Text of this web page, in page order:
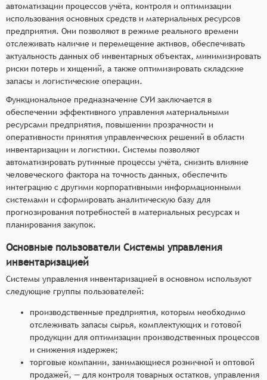
автоматизации процессов учёта, контроля и оптимизации
использования основных средств и материальных ресурсов
предприятия. Они позволяют в режиме реального времени
отслеживать наличие и перемещение активов, обеспечивать
актуальность данных об инвентарных объектах, минимизировать
риски потерь и хищений, а также оптимизировать складские
запасы и логистические операции.
Функциональное предназначение СУИ заключается в
обеспечении эффективного управления материальными
ресурсами предприятия, повышении прозрачности и
оперативности принятия управленческих решений в области
инвентаризации и логистики. Системы позволяют
автоматизировать рутинные процессы учёта, снизить влияние
человеческого фактора на точность данных, обеспечить
интеграцию с другими корпоративными информационными
системами и сформировать аналитическую базу для
прогнозирования потребностей в материальных ресурсах и
планирования закупок.
Основные пользователи Системы управления
инвентаризацией
Системы управления инвентаризацией в основном используют
следующие группы пользователей:
производственные предприятия, которым необходимо
отслеживать запасы сырья, комплектующих и готовой
продукции для оптимизации производственных процессов
и снижения издержек;
торговые компании, занимающиеся розничной и оптовой
продажей, — для контроля товарных остатков, управления